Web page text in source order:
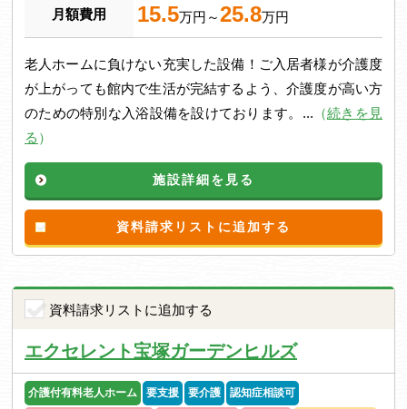
月額費用 15.5万円～25.8万円
老人ホームに負けない充実した設備！ご入居者様が介護度
が上がっても館内で生活が完結するよう、介護度が高い方
のための特別な入浴設備を設けております。... （続きを見
る ）
施設詳細を見る
資料請求リストに追加する
資料請求リストに追加する
エクセレント宝塚ガーデンヒルズ
介護付有料老人ホーム 要支援 要介護 認知症相談可